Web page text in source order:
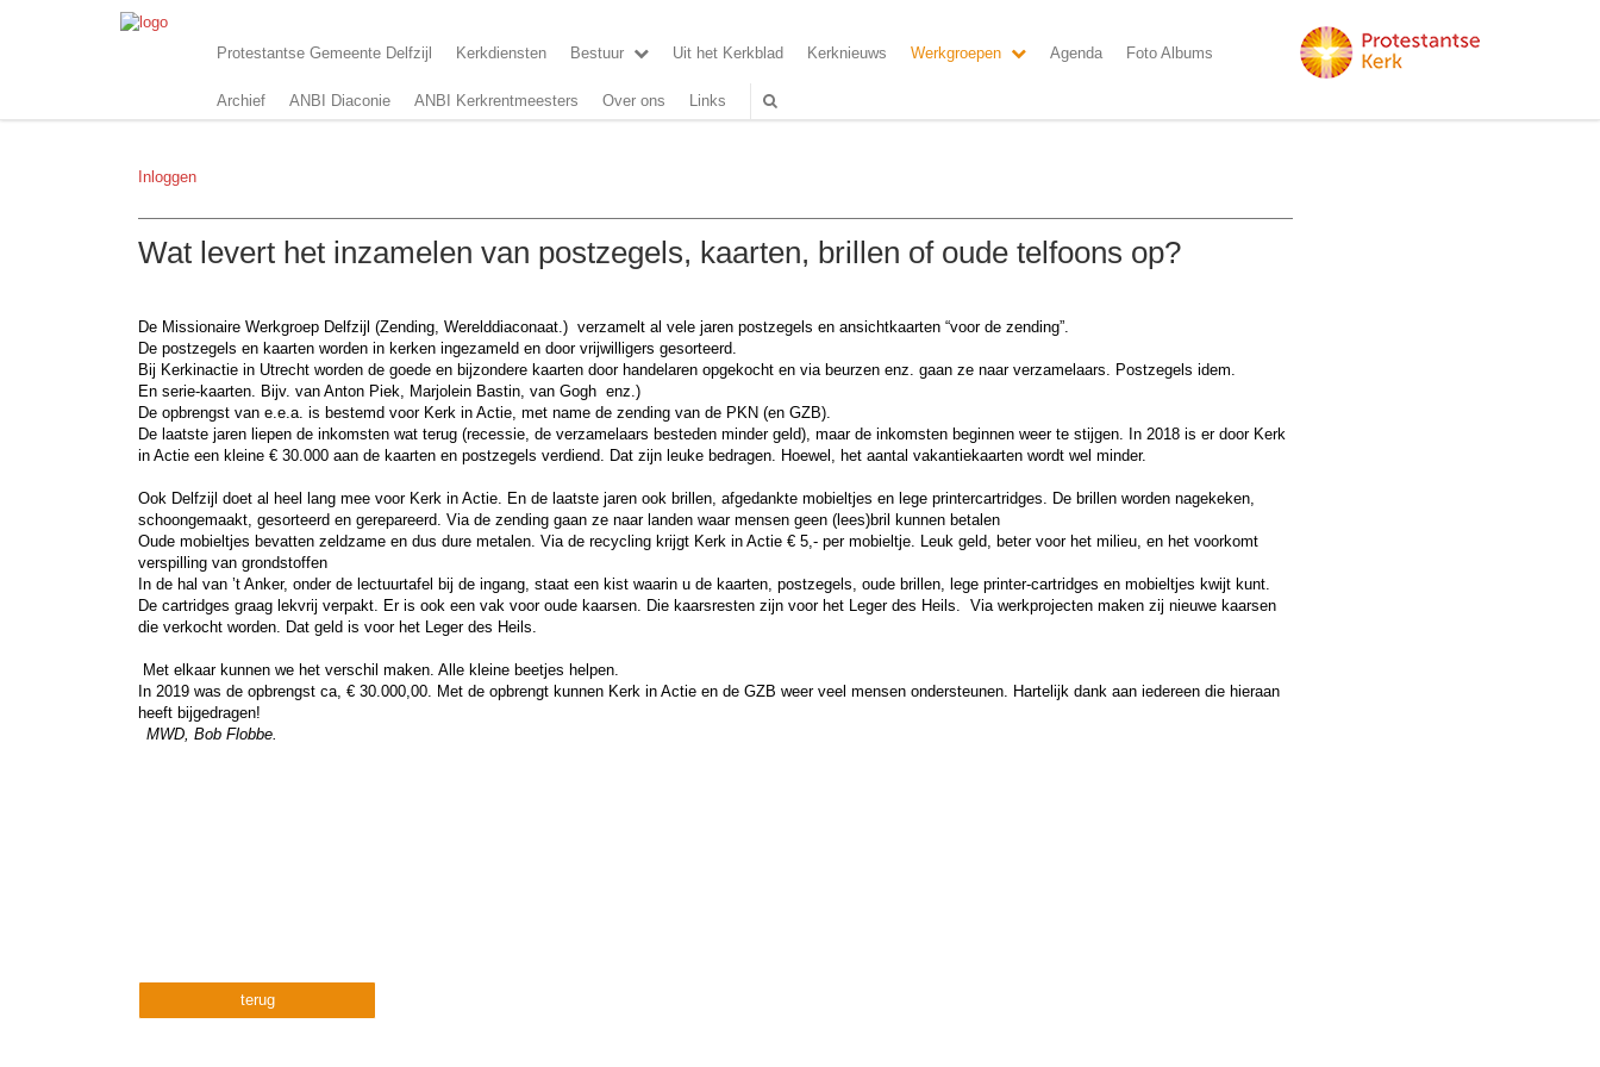
Protestantse Gemeente Delfzijl Kerkdiensten Bestuur Uit het Kerkblad Kerknieuws Werkgroepen Agenda Foto Albums
Archief ANBI Diaconie ANBI Kerkrentmeesters Over ons Links
Inloggen
Wat levert het inzamelen van postzegels, kaarten, brillen of oude telfoons op?
De Missionaire Werkgroep Delfzijl (Zending, Werelddiaconaat.) verzamelt al vele jaren postzegels en ansichtkaarten “voor de zending”.
De postzegels en kaarten worden in kerken ingezameld en door vrijwilligers gesorteerd.
Bij Kerkinactie in Utrecht worden de goede en bijzondere kaarten door handelaren opgekocht en via beurzen enz. gaan ze naar verzamelaars. Postzegels idem.
En serie-kaarten. Bijv. van Anton Piek, Marjolein Bastin, van Gogh enz.)
De opbrengst van e.e.a. is bestemd voor Kerk in Actie, met name de zending van de PKN (en GZB).
De laatste jaren liepen de inkomsten wat terug (recessie, de verzamelaars besteden minder geld), maar de inkomsten beginnen weer te stijgen. In 2018 is er door Kerk
in Actie een kleine € 30.000 aan de kaarten en postzegels verdiend. Dat zijn leuke bedragen. Hoewel, het aantal vakantiekaarten wordt wel minder.
Ook Delfzijl doet al heel lang mee voor Kerk in Actie. En de laatste jaren ook brillen, afgedankte mobieltjes en lege printercartridges. De brillen worden nagekeken,
schoongemaakt, gesorteerd en gerepareerd. Via de zending gaan ze naar landen waar mensen geen (lees)bril kunnen betalen
Oude mobieltjes bevatten zeldzame en dus dure metalen. Via de recycling krijgt Kerk in Actie € 5,- per mobieltje. Leuk geld, beter voor het milieu, en het voorkomt
verspilling van grondstoffen
In de hal van ’t Anker, onder de lectuurtafel bij de ingang, staat een kist waarin u de kaarten, postzegels, oude brillen, lege printer-cartridges en mobieltjes kwijt kunt.
De cartridges graag lekvrij verpakt. Er is ook een vak voor oude kaarsen. Die kaarsresten zijn voor het Leger des Heils. Via werkprojecten maken zij nieuwe kaarsen
die verkocht worden. Dat geld is voor het Leger des Heils.
Met elkaar kunnen we het verschil maken. Alle kleine beetjes helpen.
In 2019 was de opbrengst ca, € 30.000,00. Met de opbrengt kunnen Kerk in Actie en de GZB weer veel mensen ondersteunen. Hartelijk dank aan iedereen die hieraan
heeft bijgedragen!
MWD, Bob Flobbe.
terug